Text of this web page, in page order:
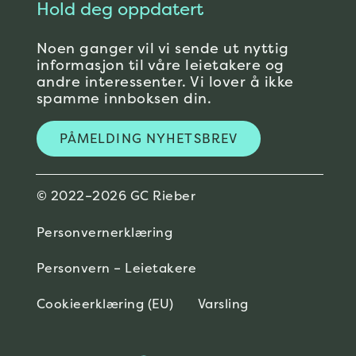
Hold deg oppdatert
Noen ganger vil vi sende ut nyttig
informasjon til våre leietakere og
andre interessenter. Vi lover å ikke
spamme innboksen din.
PÅMELDING NYHETSBREV
© 2022–2026 GC Rieber
Personvernerklæring
Personvern – Leietakere
Cookieerklæring (EU) Varsling